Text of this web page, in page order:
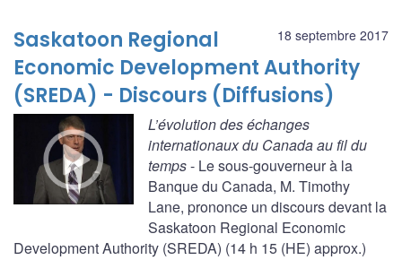
18 septembre 2017
Saskatoon Regional
Economic Development Authority
(SREDA) - Discours (Diffusions)
L’évolution des échanges
internationaux du Canada au fil du
temps- Le sous-gouverneur à la
Banque du Canada, M. Timothy
Lane, prononce un discours devant la
Saskatoon Regional Economic
Development Authority (SREDA) (14 h 15 (HE) approx.)